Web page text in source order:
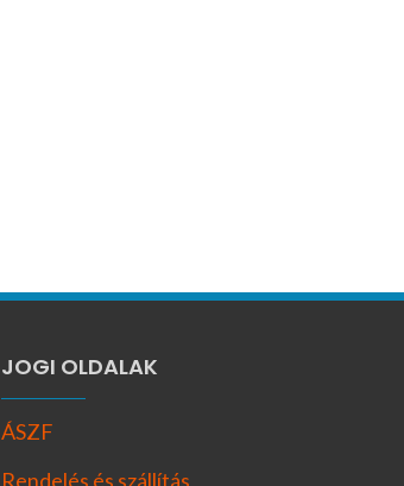
JOGI OLDALAK
ÁSZF
Rendelés és szállítás